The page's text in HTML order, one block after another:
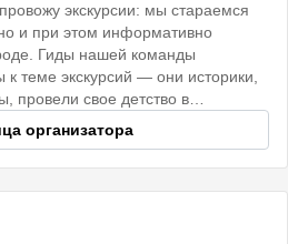
экскурсии: мы стараемся
и при этом информативно
Гиды нашей команды
теме экскурсий — они историки,
провели свое детство в
организатора